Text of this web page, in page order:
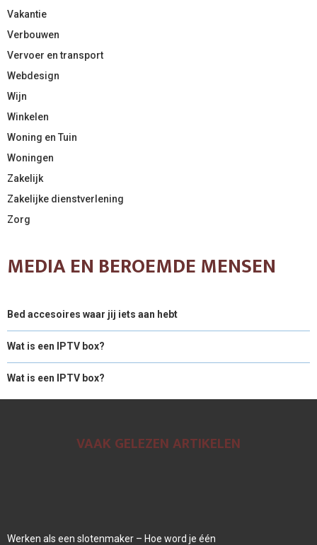
Vakantie
Verbouwen
Vervoer en transport
Webdesign
Wijn
Winkelen
Woning en Tuin
Woningen
Zakelijk
Zakelijke dienstverlening
Zorg
MEDIA EN BEROEMDE MENSEN
Bed accesoires waar jij iets aan hebt
Wat is een IPTV box?
Wat is een IPTV box?
VAAK GELEZEN ARTIKELEN
Werken als een slotenmaker – Hoe word je één